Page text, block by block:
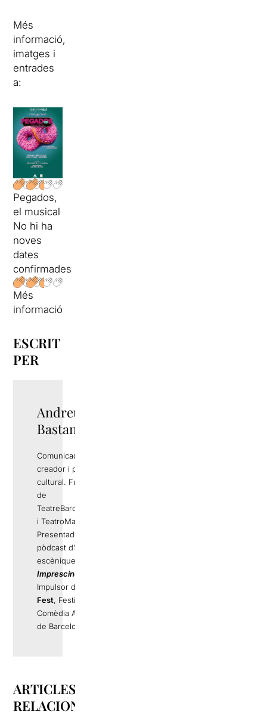
Més
informació,
imatges i
entrades
a:
Pegados,
el musical
No hi ha
noves
dates
confirmades
Més
informació
ESCRIT
PER
Andreu Rami
Bastante
Comunicador,
creador i productor
cultural. Fundador
de
TeatreBarcelona.com
i TeatroMadrid.com.
Presentador del
pòdcast d’arts
escèniques
Imprescindibles
Impulsor de
Fest, Festival de
Comèdia Alternativa
de Barcelona.
ARTICLES
RELACIONATS